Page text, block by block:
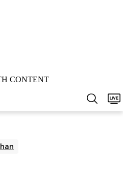
CONTENT
Hukum & Kriminal